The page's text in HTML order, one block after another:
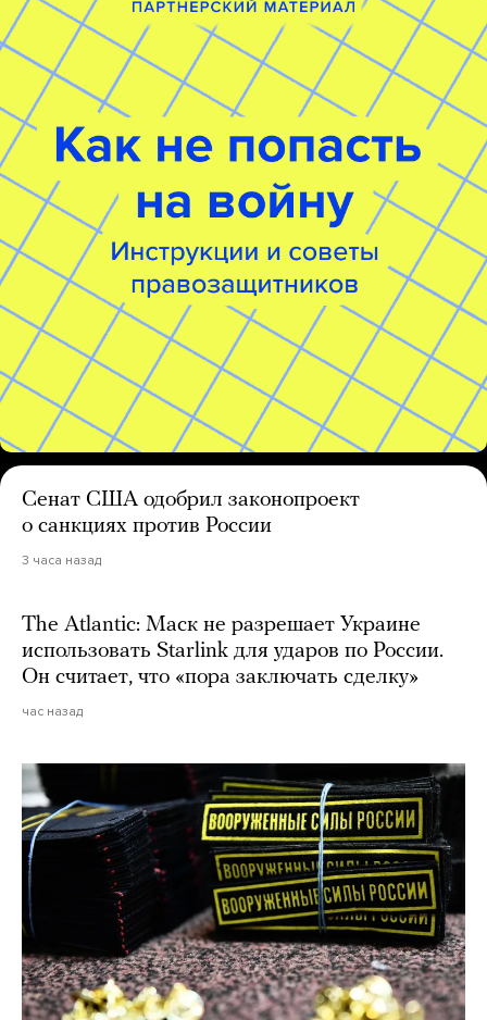
Сенат США одобрил законопроект
о санкциях против России
3 часа назад
The Atlantic: Маск не разрешает Украине
использовать Starlink для ударов по России.
Он считает, что «пора заключать сделку»
час назад